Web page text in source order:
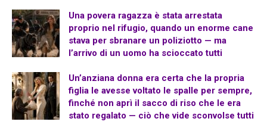
Una povera ragazza è stata arrestata
proprio nel rifugio, quando un enorme cane
stava per sbranare un poliziotto — ma
l’arrivo di un uomo ha scioccato tutti
Un’anziana donna era certa che la propria
figlia le avesse voltato le spalle per sempre,
finché non aprì il sacco di riso che le era
stato regalato — ciò che vide sconvolse tutti